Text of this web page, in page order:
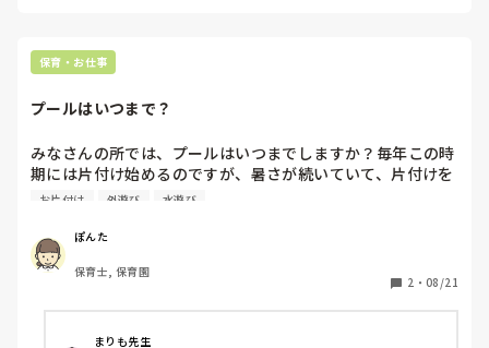
保育・お仕事
プールはいつまで？
みなさんの所では、プールはいつまでしますか？毎年この時
期には片付け始めるのですが、暑さが続いていて、片付けを
延ばしても良いと思っています。
お片付け 外遊び 水遊び
ぽんた
保育士, 保育園
2 ・ 08/21
まりも先生